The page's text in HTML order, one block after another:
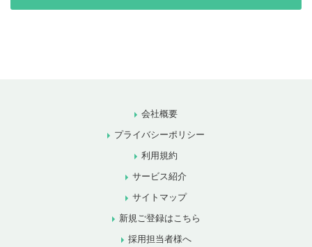
会社概要
プライバシーポリシー
利用規約
サービス紹介
サイトマップ
新規ご登録はこちら
採用担当者様へ